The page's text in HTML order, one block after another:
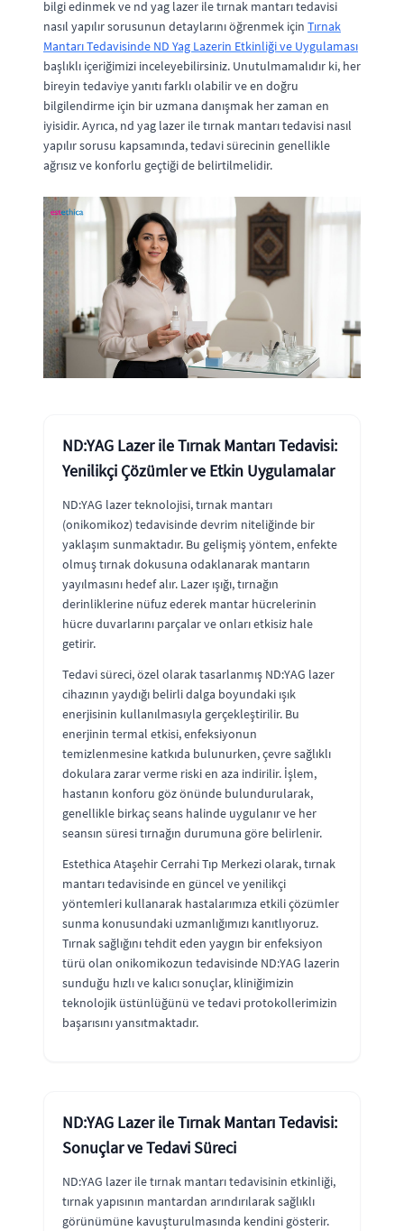
bilgi edinmek ve nd yag lazer ile tırnak mantarı tedavisi
nasıl yapılır sorusunun detaylarını öğrenmek için Tırnak
Mantarı Tedavisinde ND Yag Lazerin Etkinliği ve Uygulaması
başlıklı içeriğimizi inceleyebilirsiniz. Unutulmamalıdır ki, her
bireyin tedaviye yanıtı farklı olabilir ve en doğru
bilgilendirme için bir uzmana danışmak her zaman en
iyisidir. Ayrıca, nd yag lazer ile tırnak mantarı tedavisi nasıl
yapılır sorusu kapsamında, tedavi sürecinin genellikle
ağrısız ve konforlu geçtiği de belirtilmelidir.
ND:YAG Lazer ile Tırnak Mantarı Tedavisi:
Yenilikçi Çözümler ve Etkin Uygulamalar
ND:YAG lazer teknolojisi, tırnak mantarı
(onikomikoz) tedavisinde devrim niteliğinde bir
yaklaşım sunmaktadır. Bu gelişmiş yöntem, enfekte
olmuş tırnak dokusuna odaklanarak mantarın
yayılmasını hedef alır. Lazer ışığı, tırnağın
derinliklerine nüfuz ederek mantar hücrelerinin
hücre duvarlarını parçalar ve onları etkisiz hale
getirir.
Tedavi süreci, özel olarak tasarlanmış ND:YAG lazer
cihazının yaydığı belirli dalga boyundaki ışık
enerjisinin kullanılmasıyla gerçekleştirilir. Bu
enerjinin termal etkisi, enfeksiyonun
temizlenmesine katkıda bulunurken, çevre sağlıklı
dokulara zarar verme riski en aza indirilir. İşlem,
hastanın konforu göz önünde bulundurularak,
genellikle birkaç seans halinde uygulanır ve her
seansın süresi tırnağın durumuna göre belirlenir.
Estethica Ataşehir Cerrahi Tıp Merkezi olarak, tırnak
mantarı tedavisinde en güncel ve yenilikçi
yöntemleri kullanarak hastalarımıza etkili çözümler
sunma konusundaki uzmanlığımızı kanıtlıyoruz.
Tırnak sağlığını tehdit eden yaygın bir enfeksiyon
türü olan onikomikozun tedavisinde ND:YAG lazerin
sunduğu hızlı ve kalıcı sonuçlar, kliniğimizin
teknolojik üstünlüğünü ve tedavi protokollerimizin
başarısını yansıtmaktadır.
ND:YAG Lazer ile Tırnak Mantarı Tedavisi:
Sonuçlar ve Tedavi Süreci
ND:YAG lazer ile tırnak mantarı tedavisinin etkinliği,
tırnak yapısının mantardan arındırılarak sağlıklı
görünümüne kavuşturulmasında kendini gösterir.